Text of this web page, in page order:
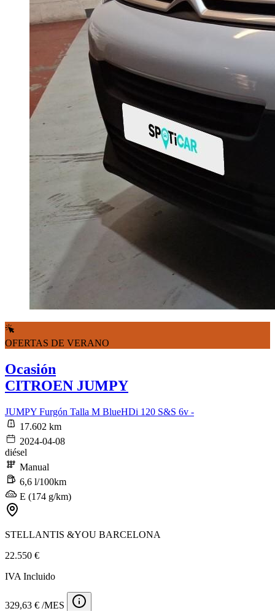
OFERTAS DE VERANO
Ocasión
CITROEN JUMPY
JUMPY Furgón Talla M BlueHDi 120 S&S 6v -
17.602 km
2024-04-08
diésel
Manual
6,6 l/100km
E (174 g/km)
STELLANTIS &YOU BARCELONA
22.550 €
IVA Incluido
329,63 € /MES